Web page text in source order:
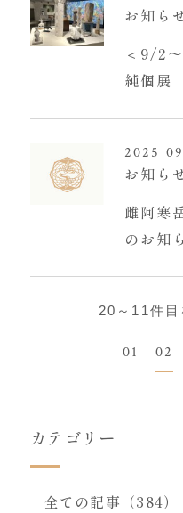
お知ら
＜9/2
純個展
2025
お知ら
雌阿寒
のお知
20～11件
01 02
カテゴリー
全ての記事（384）